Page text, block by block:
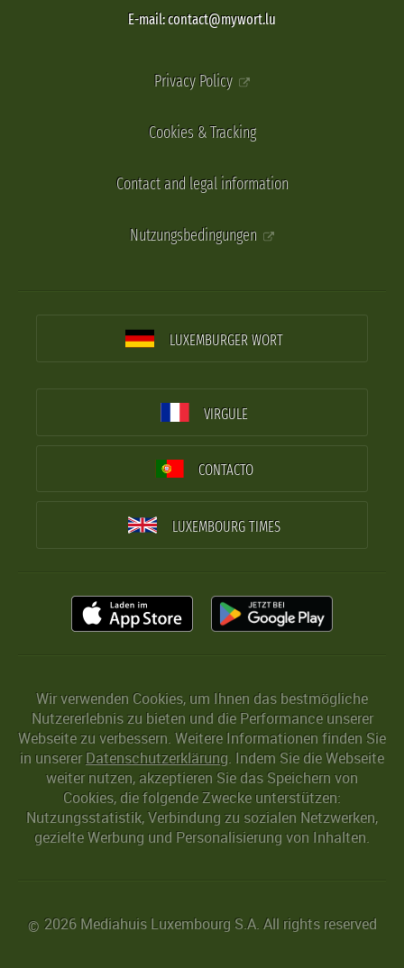
E-mail: contact@mywort.lu
Privacy Policy
Cookies & Tracking
Contact and legal information
Nutzungsbedingungen
LUXEMBURGER WORT
VIRGULE
CONTACTO
LUXEMBOURG TIMES
Wir verwenden Cookies, um Ihnen das bestmögliche
Nutzererlebnis zu bieten und die Performance unserer
Webseite zu verbessern. Weitere Informationen finden Sie
in unserer Datenschutzerklärung. Indem Sie die Webseite
weiter nutzen, akzeptieren Sie das Speichern von
Cookies, die folgende Zwecke unterstützen:
Nutzungsstatistik, Verbindung zu sozialen Netzwerken,
gezielte Werbung und Personalisierung von Inhalten.
© 2026 Mediahuis Luxembourg S.A. All rights reserved